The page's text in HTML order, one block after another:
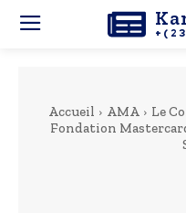
Accueil AMA
Le
Fondation